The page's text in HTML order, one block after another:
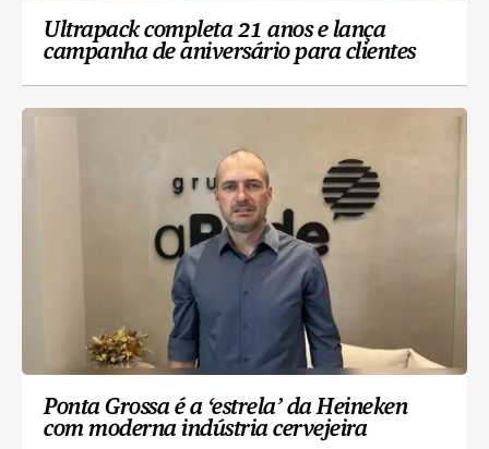
Ultrapack completa 21 anos e lança
campanha de aniversário para clientes
Ponta Grossa é a ‘estrela’ da Heineken
com moderna indústria cervejeira